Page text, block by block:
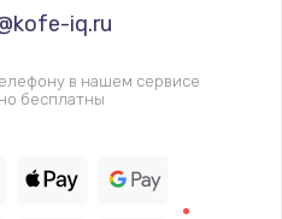
iq.ru
в нашем сервисе
бесплатны